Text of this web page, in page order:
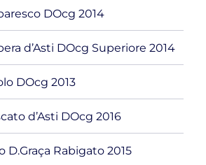
DOcg 2014
d’Asti DOcg Superiore 2014
DOcg 2013
d’Asti DOcg 2016
D.Graça Rabigato 2015